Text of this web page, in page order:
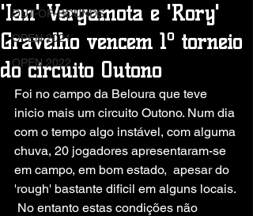
OUT-OF-BOUNDS
OPEN 2021
OPEN 2022
'Ian' Vergamota e 'Rory'
Gravelho vencem 1º torneio
do circuito Outono
Foi no campo da Beloura que teve
inicio mais um circuito Outono. Num dia
com o tempo algo instável, com alguma
chuva, 20 jogadores apresentaram-se
em campo, em bom estado,  apesar do
'rough' bastante dificil em alguns locais.
No entanto estas condições não